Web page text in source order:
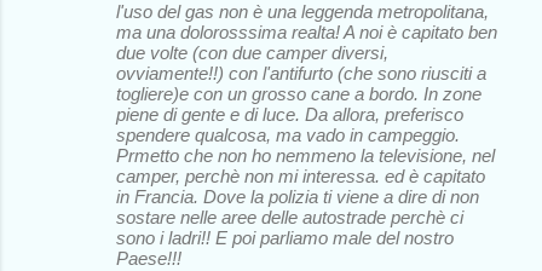
l'uso del gas non è una leggenda metropolitana,
ma una dolorosssima realta! A noi è capitato ben
due volte (con due camper diversi,
ovviamente!!) con l'antifurto (che sono riusciti a
togliere)e con un grosso cane a bordo. In zone
piene di gente e di luce. Da allora, preferisco
spendere qualcosa, ma vado in campeggio.
Prmetto che non ho nemmeno la televisione, nel
camper, perchè non mi interessa. ed è capitato
in Francia. Dove la polizia ti viene a dire di non
sostare nelle aree delle autostrade perchè ci
sono i ladri!! E poi parliamo male del nostro
Paese!!!